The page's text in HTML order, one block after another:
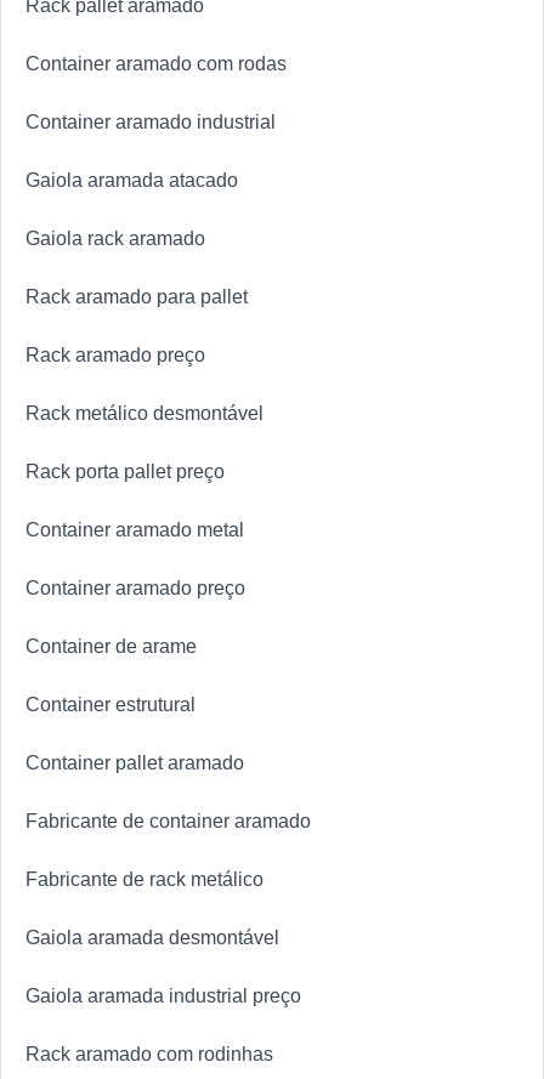
Rack pallet aramado
Container aramado com rodas
Container aramado industrial
Gaiola aramada atacado
Gaiola rack aramado
Rack aramado para pallet
Rack aramado preço
Rack metálico desmontável
Rack porta pallet preço
Container aramado metal
Container aramado preço
Container de arame
Container estrutural
Container pallet aramado
Fabricante de container aramado
Fabricante de rack metálico
Gaiola aramada desmontável
Gaiola aramada industrial preço
Rack aramado com rodinhas